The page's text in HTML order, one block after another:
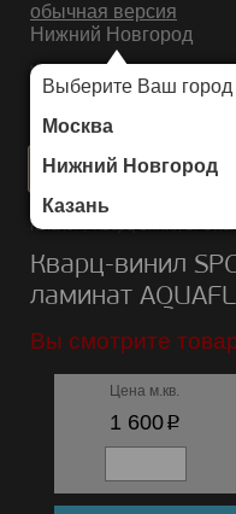
обычная версия
Нижний Новгород
Выберите Ваш город
Москва
Нижний Новгород
Казань
ИНТЕРНЕТ-МАГАЗИН НАПОЛЬНЫХ
Каталог/Кварц-винил SPC
Кварц-винил
ламинат
Вы смотрите
Цена м.кв.
1 600p